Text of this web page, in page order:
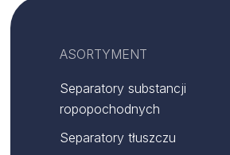
ASORTYMENT
Separatory substancji
ropopochodnych
Separatory tłuszczu